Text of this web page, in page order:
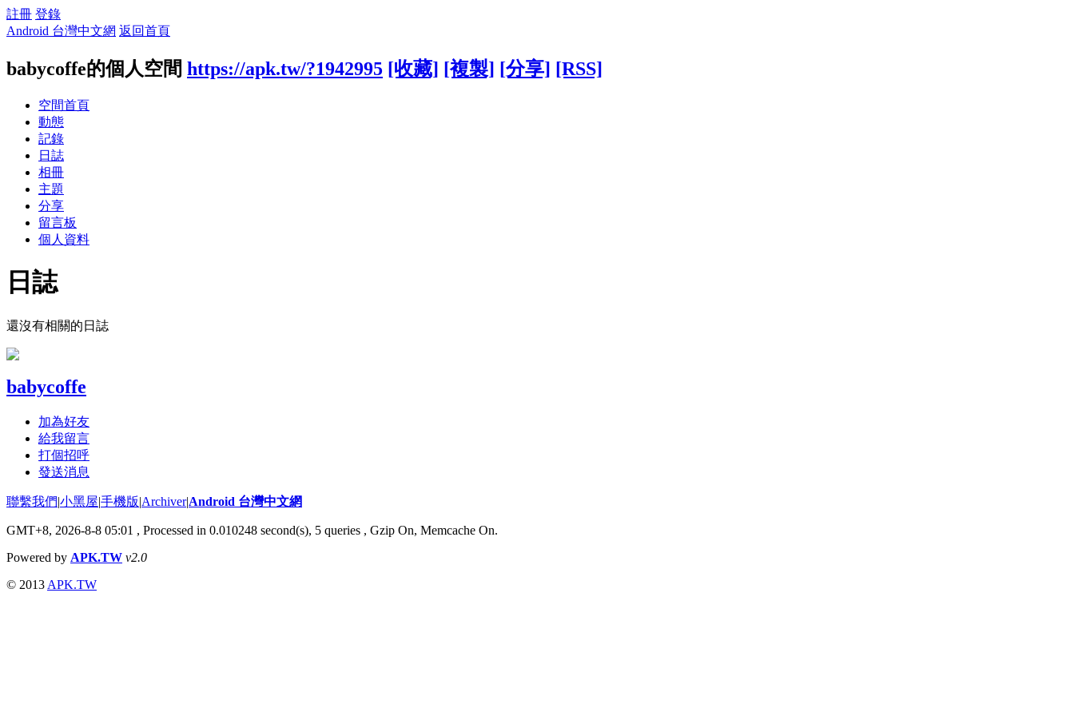
註冊 登錄
Android 台灣中文網 返回首頁
babycoffe的個人空間 https://apk.tw/?1942995 [收藏] [複製] [分享] [RSS]
空間首頁
動態
記錄
日誌
相冊
主題
分享
留言板
個人資料
日誌
還沒有相關的日誌
babycoffe
加為好友
給我留言
打個招呼
發送消息
聯繫我們|小黑屋|手機版|Archiver|Android 台灣中文網
GMT+8, 2026-8-8 05:01 , Processed in 0.010248 second(s), 5 queries , Gzip On, Memcache On.
Powered by APK.TW v2.0
© 2013 APK.TW